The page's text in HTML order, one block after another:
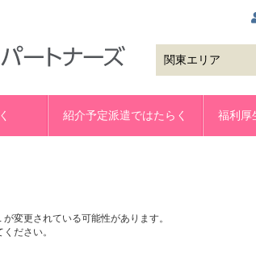
紹介予定派遣ではたらく 福利厚
変更されている可能性があります。
ださい。